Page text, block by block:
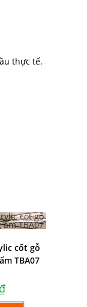
thực tế.
cốt gỗ
TBA07
₫